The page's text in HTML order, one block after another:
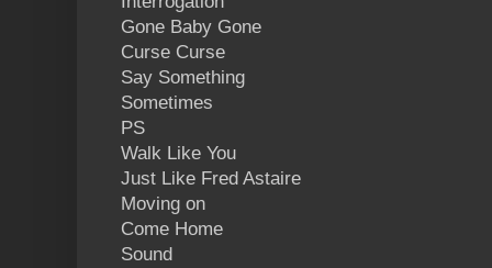
Gone Baby Gone
Curse Curse
Say Something
Sometimes
PS
Walk Like You
Just Like Fred Astaire
Moving on
Come Home
Sound